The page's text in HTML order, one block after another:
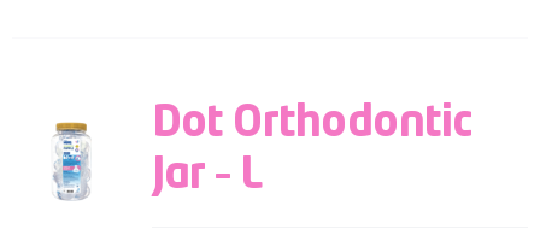
Dot Orthodontic
Jar – L